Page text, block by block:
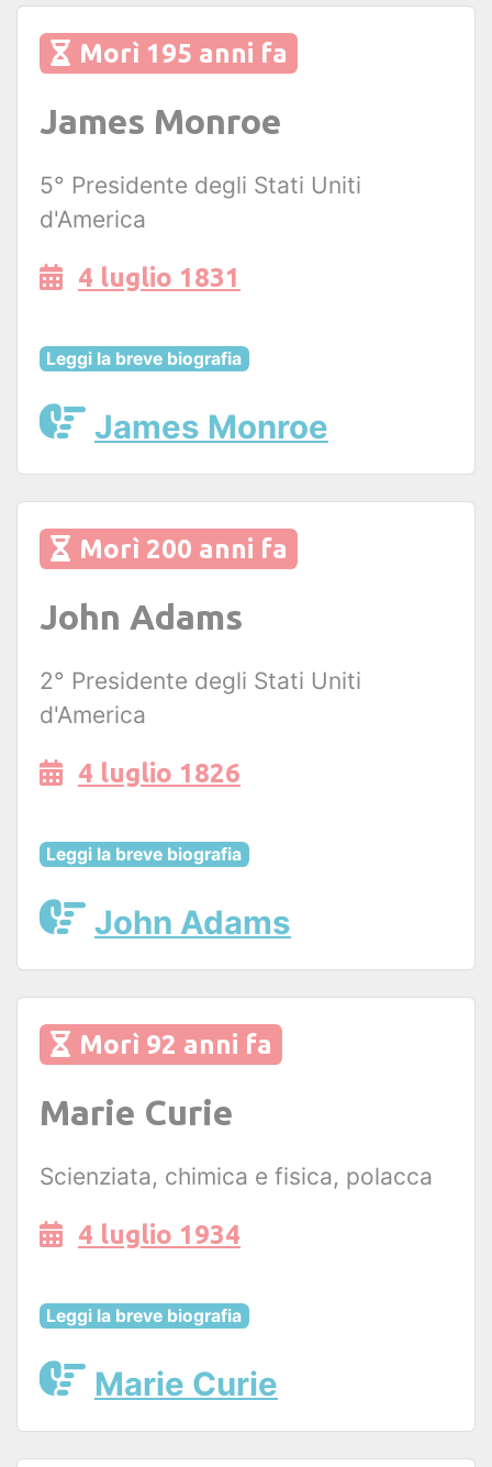
Morì 195 anni fa
James Monroe
5° Presidente degli Stati Uniti
d'America
4 luglio 1831
Leggi la breve biografia
James Monroe
Morì 200 anni fa
John Adams
2° Presidente degli Stati Uniti
d'America
4 luglio 1826
Leggi la breve biografia
John Adams
Morì 92 anni fa
Marie Curie
Scienziata, chimica e fisica, polacca
4 luglio 1934
Leggi la breve biografia
Marie Curie